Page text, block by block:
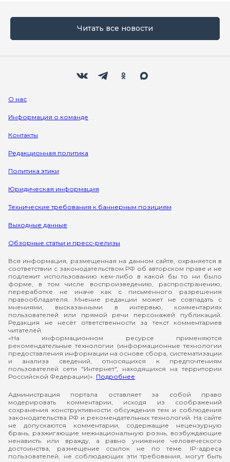
Читать все новости
О нас
Информация о команде
Контакты
Редакционная политика
Политика этики
Юридическая информация
Технические требования к баннерным позициям
Выходные данные
Обзорные статьи и пресс-релизы
Вся информация, размещенная на данном сайте, охраняется в
соответствии с законодательством РФ об авторском праве и не
подлежит использованию кем-либо в какой бы то ни было
форме, в том числе воспроизведению, распространению,
переработке не иначе как с письменного разрешения
правообладателя. Мнение редакции может не совпадать с
мнениями, высказанными в интервью, комментариях
пользователей или прямой речи персонажей публикаций.
Редакция не несёт ответственности за текст комментариев
читателей.
«На информационном ресурсе применяются
рекомендательные технологии (информационные технологии
предоставления информации на основе сбора, систематизации
и анализа сведений, относящихся к предпочтениям
пользователей сети "Интернет", находящихся на территории
Российской Федерации)». Подробнее
Администрация портала оставляет за собой право
модерировать комментарии, исходя из соображений
сохранения конструктивности обсуждения тем и соблюдения
законодательства РФ и рекомендательных технологий. На сайте
не допускаются комментарии, содержащие нецензурную
брань, разжигающие межнациональную рознь, возбуждающие
ненависть или вражду, а равно унижение человеческого
достоинства, размещение ссылок не по теме. IP-адреса
пользователей, не соблюдающих эти требования, могут быть